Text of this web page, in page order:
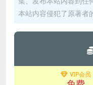
本站内容侵犯了原著者
VIP会员